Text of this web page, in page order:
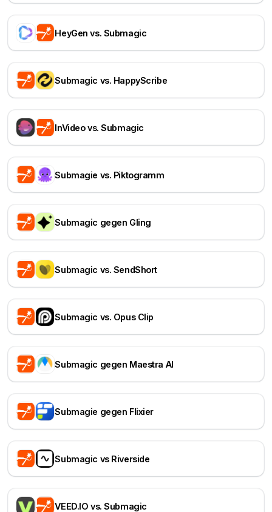
HeyGen vs. Submagic
Submagic vs. HappyScribe
InVideo vs. Submagic
Submagie vs. Piktogramm
Submagic gegen Gling
Submagic vs. SendShort
Submagic vs. Opus Clip
Submagic gegen Maestra AI
Submagie gegen Flixier
Submagic vs Riverside
VEED.IO vs. Submagic